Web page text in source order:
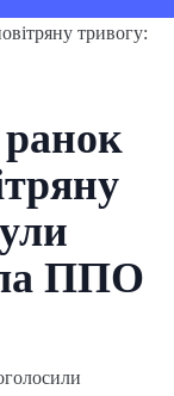
ранок
ППО